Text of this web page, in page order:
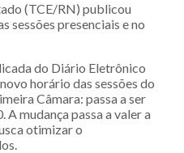
(TCE/RN) publicou
sessões presenciais e no
do Diário Eletrônico
horário das sessões do
Câmara: passa a ser
A mudança passa a valer a
otimizar o